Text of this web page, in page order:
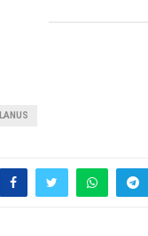
LANUS